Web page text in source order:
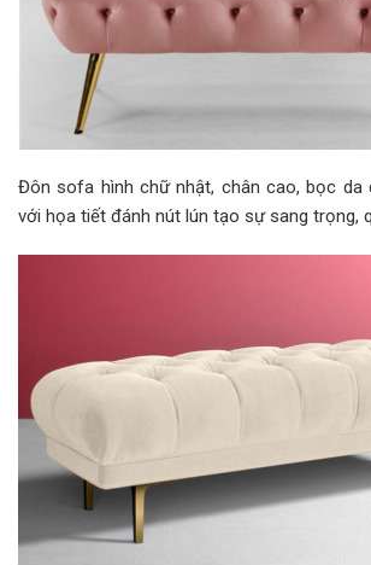
Đôn sofa hình chữ nhật, chân cao, bọc da
với họa tiết đánh nút lún tạo sự sang trọng,